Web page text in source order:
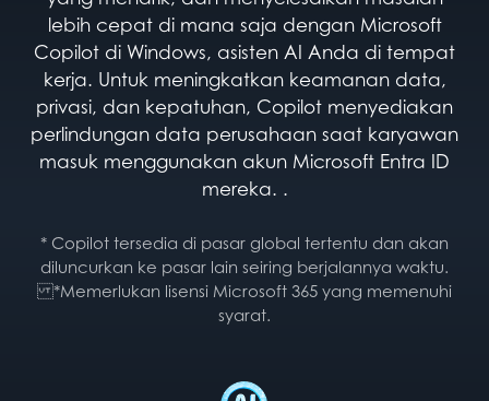
lebih cepat di mana saja dengan Microsoft
Copilot di Windows, asisten AI Anda di tempat
kerja. Untuk meningkatkan keamanan data,
privasi, dan kepatuhan, Copilot menyediakan
perlindungan data perusahaan saat karyawan
masuk menggunakan akun Microsoft Entra ID
mereka. .
* Copilot tersedia di pasar global tertentu dan akan
diluncurkan ke pasar lain seiring berjalannya waktu.
*Memerlukan lisensi Microsoft 365 yang memenuhi
syarat.